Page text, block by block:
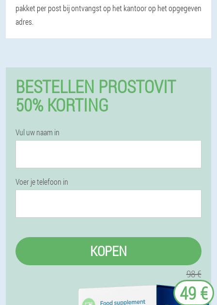
pakket per post bij ontvangst op het kantoor op het opgegeven
adres.
BESTELLEN PROSTOVIT
50% KORTING
Vul uw naam in
Voer je telefoon in
KOPEN
98 €
49 €